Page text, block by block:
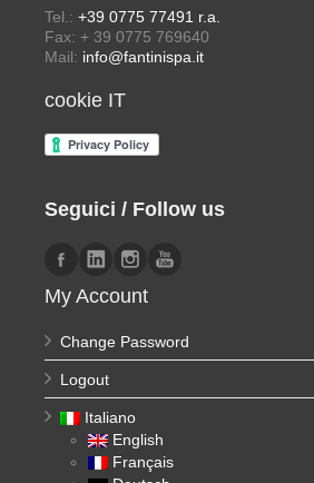
Tel.: +39 0775 77491 r.a.
Fax: + 39 0775 769640
Mail: info@fantinispa.it
cookie IT
Seguici / Follow us
My Account
Change Password
Logout
Italiano
English
Français